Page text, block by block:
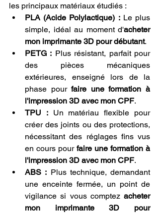
les principaux matériaux étudiés :
PLA (Acide Polylactique) : Le plus
simple, idéal au moment d'acheter
mon imprimante 3D pour débutant.
PETG : Plus résistant, parfait pour
des pièces mécaniques
extérieures, enseigné lors de la
phase pour faire une formation à
l'impression 3D avec mon CPF.
TPU : Un matériau flexible pour
créer des joints ou des protections,
nécessitant des réglages fins vus
en cours pour faire une formation à
l'impression 3D avec mon CPF.
ABS : Plus technique, demandant
une enceinte fermée, un point de
vigilance si vous comptez acheter
mon imprimante 3D pour